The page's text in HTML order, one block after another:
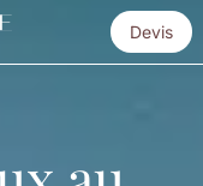
Devis